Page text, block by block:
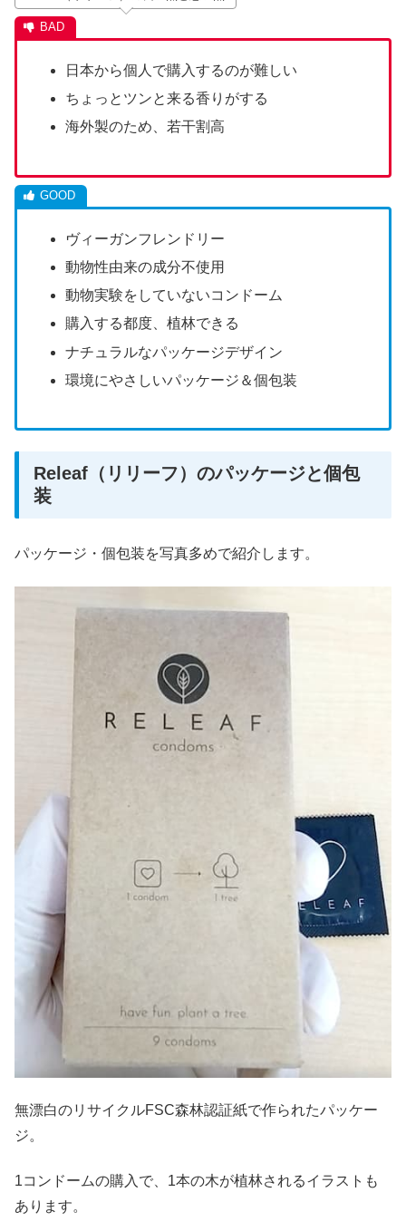
日本から個人で購入するのが難しい
ちょっとツンと来る香りがする
海外製のため、若干割高
ヴィーガンフレンドリー
動物性由来の成分不使用
動物実験をしていないコンドーム
購入する都度、植林できる
ナチュラルなパッケージデザイン
環境にやさしいパッケージ＆個包装
Releaf（リリーフ）のパッケージと個包
装
パッケージ・個包装を写真多めで紹介します。
無漂白のリサイクルFSC森林認証紙で作られたパッケー
ジ。
1コンドームの購入で、1本の木が植林されるイラストも
あります。